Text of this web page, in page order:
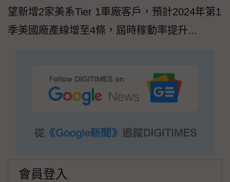
望新增2家美系Tier 1車廠客戶，預計2024年第1
季美國廠產線增至4條，屆時稼動率提升...
會員登入